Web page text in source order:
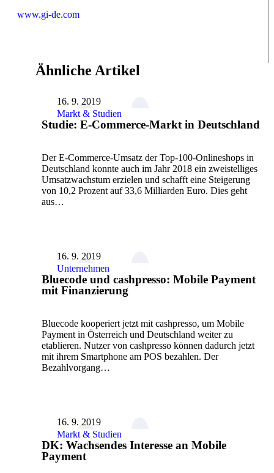
www.gi-de.com
Ähnliche Artikel
16. 9. 2019
Markt & Studien
Studie: E-Commerce-Markt in Deutschland
Der E-Commerce-Umsatz der Top-100-Onlineshops in
Deutschland konnte auch im Jahr 2018 ein zweistelliges
Umsatzwachstum erzielen und schafft eine Steigerung
von 10,2 Prozent auf 33,6 Milliarden Euro. Dies geht
aus…
16. 9. 2019
Unternehmen
Bluecode und cashpresso: Mobile Payment
mit Finanzierung
Bluecode kooperiert jetzt mit cashpresso, um Mobile
Payment in Österreich und Deutschland weiter zu
etablieren. Nutzer von cashpresso können dadurch jetzt
mit ihrem Smartphone am POS bezahlen. Der
Bezahlvorgang…
16. 9. 2019
Markt & Studien
DK: Wachsendes Interesse an Mobile
Payment